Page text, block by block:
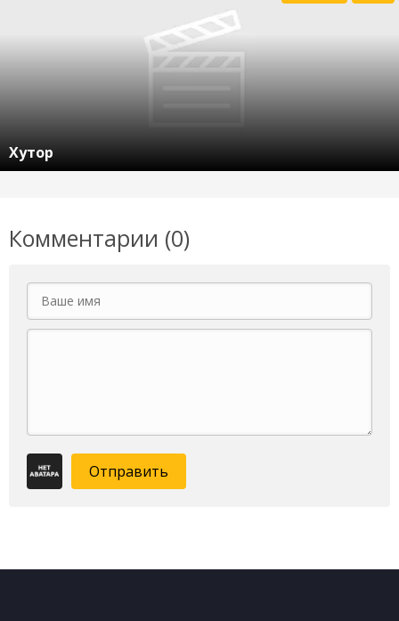
Хутор
Комментарии (0)
Отправить